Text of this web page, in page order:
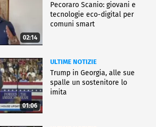
02:14
Pecoraro Scanio: giovani e
tecnologie eco-digital per
comuni smart
01:06
ULTIME NOTIZIE
Trump in Georgia, alle sue
spalle un sostenitore lo
imita